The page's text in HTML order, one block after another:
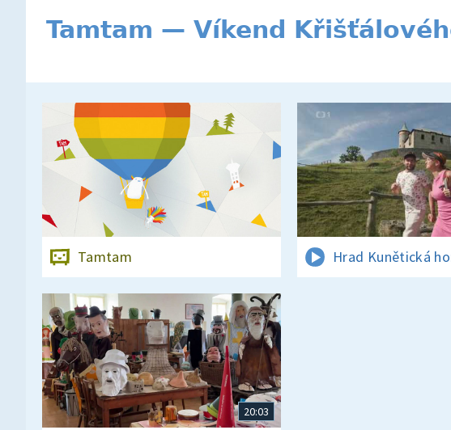
Tamtam — Víkend
Tamtam Hrad Kunětická
20:03